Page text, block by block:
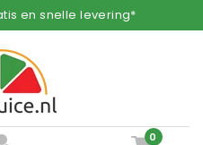
snelle levering*
0